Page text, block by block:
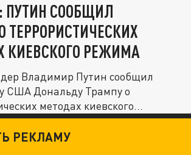
ПУТИН СООБЩИЛ
ТЕРРОРИСТИЧЕСКИХ
КИЕВСКОГО РЕЖИМА
Владимир Путин сообщил
США Дональду Трампу о
методах киевского...
РЕКЛАМУ